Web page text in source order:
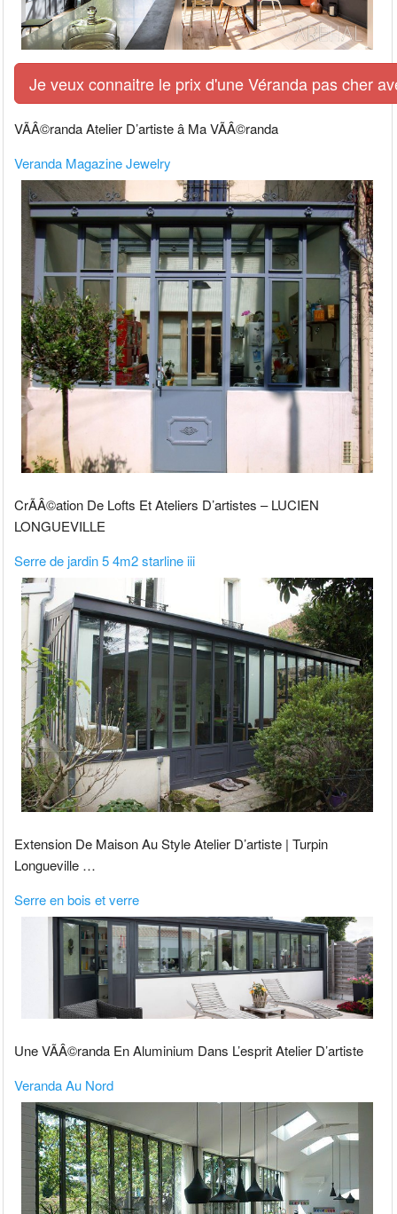
Je veux connaitre le prix d'une Véranda pas cher
VÃÂ©randa Atelier D’artiste â Ma VÃÂ©randa
Veranda Magazine Jewelry
CrÃÂ©ation De Lofts Et Ateliers D’artistes – LUCIEN
LONGUEVILLE
Serre de jardin 5 4m2 starline iii
Extension De Maison Au Style Atelier D’artiste | Turpin
Longueville …
Serre en bois et verre
Une VÃÂ©randa En Aluminium Dans L’esprit Atelier D’artiste
Veranda Au Nord